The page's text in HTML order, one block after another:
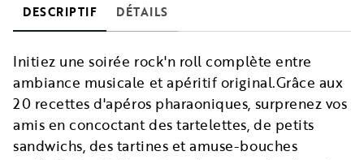
DESCRIPTIF DÉTAILS
Initiez une soirée rock'n roll complète entre
ambiance musicale et apéritif original.Grâce aux
20 recettes d'apéros pharaoniques, surprenez vos
amis en concoctant des tartelettes, de petits
sandwichs, des tartines et amuse-bouches